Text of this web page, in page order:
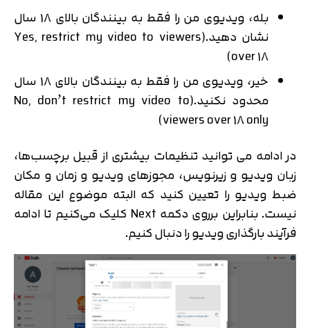
بله، ویدیوی من را فقط به بینندگان بالای 18 سال
نشان دهید.(Yes, restrict my video to viewers
over 18)
خیر، ویدیوی من را فقط به بینندگان بالای 18 سال
محدود نکنید.(No, don’t restrict my video to
viewers over 18 only)
در ادامه می توانید تنظیمات بیشتری از قبیل برچسب‌ها،
زبان ویدیو و زیرنویس، مجوزهای ویدیو و زمان و مکان
ضبط ویدیو را تعیین کنید که البته موضوع این مقاله
نیست. بنابراین برروی دکمه Next کلیک می‌کنیم تا ادامه
فرآیند بارگذاری ویدیو را دنبال کنیم.